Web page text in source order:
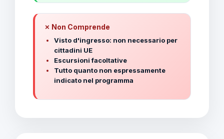
✗ Non Comprende
Visto d'ingresso: non necessario per
cittadini UE
Escursioni facoltative
Tutto quanto non espressamente
indicato nel programma